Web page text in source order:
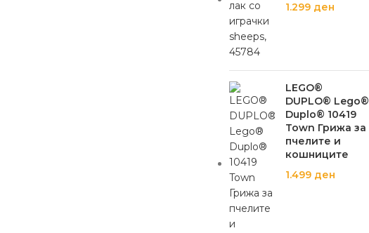
1.299 ден
LEGO®
DUPLO® Lego®
Duplo® 10419
Town Грижа за
пчелите и
кошниците
1.499 ден